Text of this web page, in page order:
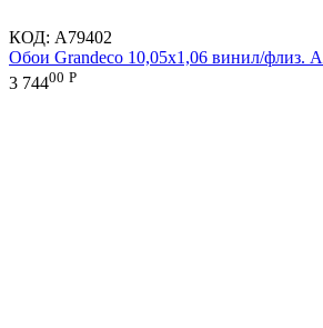
КОД: A79402
Обои Grandeco 10,05х1,06 винил/флиз.
3 74400 Р